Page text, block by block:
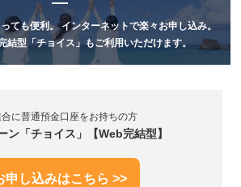
ても便利。インターネットで楽々お申し込み。
結型「チョイス」もご利用いただけます。
合に普通預金口座をお持ちの方
ン「チョイス」【Web完結型】
申し込みはこちら >>